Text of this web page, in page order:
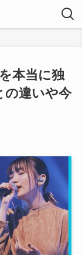
本当に独
の違いや今